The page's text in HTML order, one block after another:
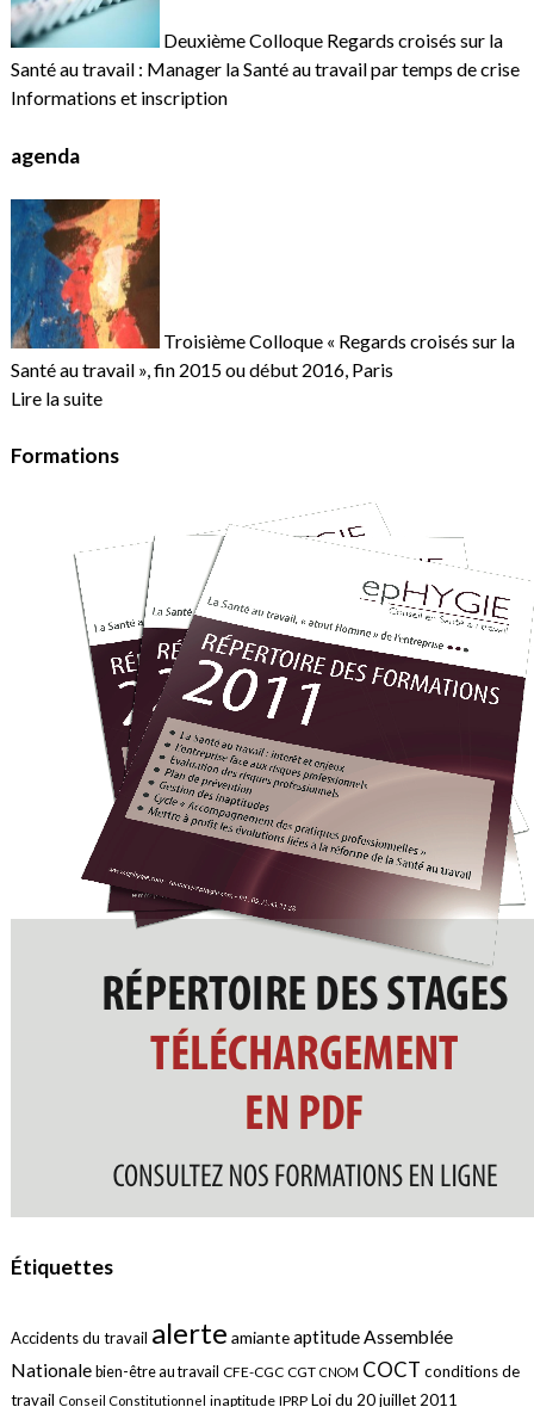
Deuxième Colloque Regards croisés sur la
Santé au travail : Manager la Santé au travail par temps de crise
Informations et inscription
agenda
Troisième Colloque « Regards croisés sur la
Santé au travail », fin 2015 ou début 2016, Paris
Lire la suite
Formations
Étiquettes
Accidents du travail alerte amianteaptitude Assemblée
Nationale bien-être au travail CFE-CGC CGT CNOM COCT conditions de
travail Conseil Constitutionnel inaptitude IPRP Loi du 20 juillet 2011